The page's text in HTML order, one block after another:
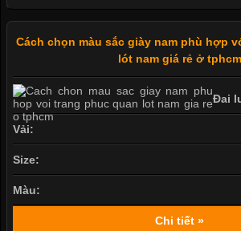
Cách chọn màu sắc giày nam phù hợp
lót nam giá rẻ ở tphcm
Đai
Vải:
Size:
Màu:
Chi tiết »